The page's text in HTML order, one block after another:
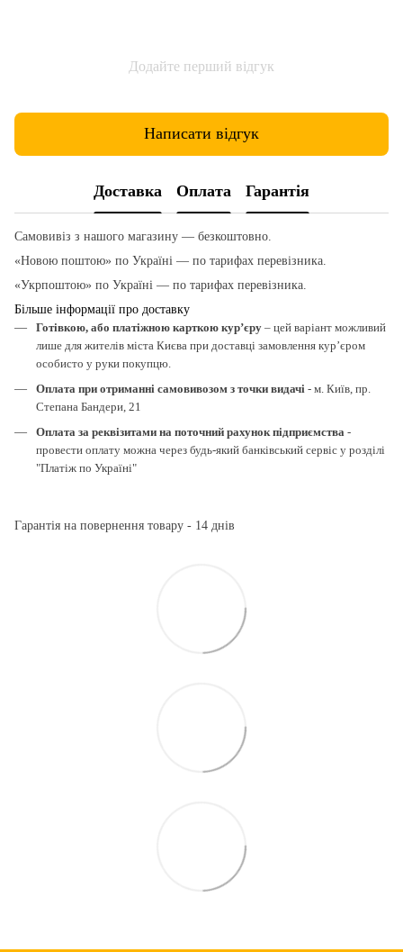
Додайте перший відгук
Написати відгук
Доставка Оплата Гарантія
Самовивіз з нашого магазину — безкоштовно.
«Новою поштою» по Україні — по тарифах перевізника.
«Укрпоштою» по Україні — по тарифах перевізника.
Більше інформації про доставку
Готівкою, або платіжною карткою кур’єру – цей варіант можливий
лише для жителів міста Києва при доставці замовлення кур’єром
особисто у руки покупцю.
Оплата при отриманні самовивозом з точки видачі - м. Київ, пр.
Степана Бандери, 21
Оплата за реквізитами на поточний рахунок підприємства -
провести оплату можна через будь-який банківський сервіс у розділі
"Платіж по Україні"
Гарантія на повернення товару - 14 днів